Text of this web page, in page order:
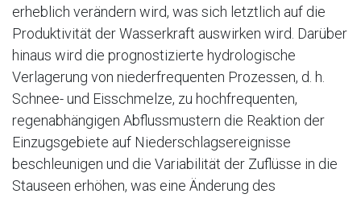
erheblich verändern wird, was sich letztlich auf die
Produktivität der Wasserkraft auswirken wird. Darüber
hinaus wird die prognostizierte hydrologische
Verlagerung von niederfrequenten Prozessen, d. h.
Schnee- und Eisschmelze, zu hochfrequenten,
regenabhängigen Abflussmustern die Reaktion der
Einzugsgebiete auf Niederschlagsereignisse
beschleunigen und die Variabilität der Zuflüsse in die
Stauseen erhöhen, was eine Änderung des